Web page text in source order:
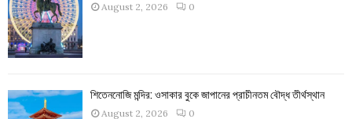
August 2, 2026 0
শিতেননোজি মন্দির: ওসাকার বুকে জাপানের প্রাচীনতম বৌদ্ধ তীর্থস্থান
August 2, 2026 0